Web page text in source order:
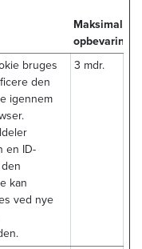
Maksimal
bruges
den
igennem
en ID-
kan
ved nye
3 mdr.